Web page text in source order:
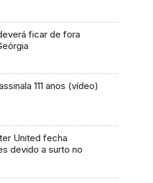
ficar de fora
111 anos (vídeo)
United fecha
devido a surto no